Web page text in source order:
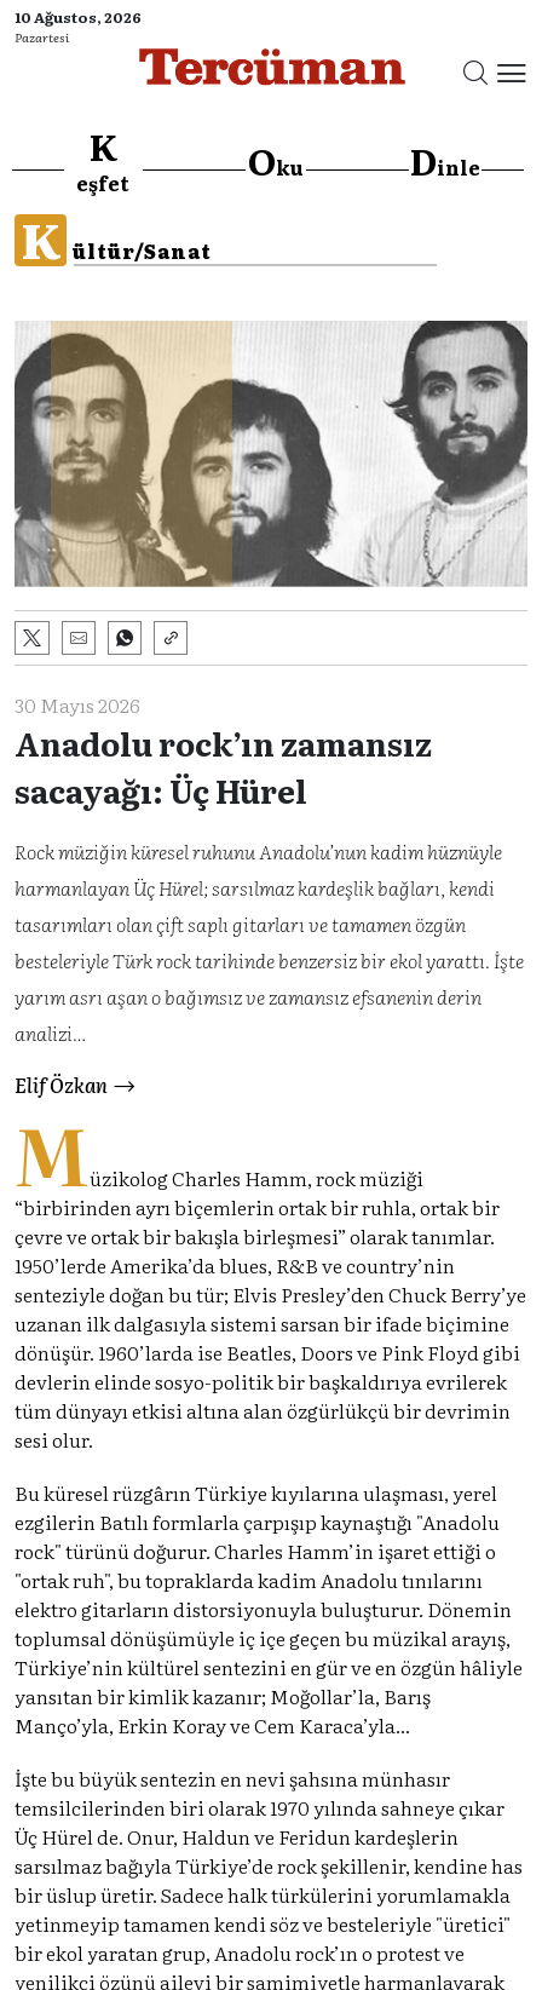
10 Ağustos, 2026
Pazartesi
K
eşfet Oku Dinle
K ültür/Sanat
30 Mayıs 2026
Anadolu rock’ın zamansız
sacayağı: Üç Hürel
Rock müziğin küresel ruhunu Anadolu’nun kadim hüznüyle
harmanlayan Üç Hürel; sarsılmaz kardeşlik bağları, kendi
tasarımları olan çift saplı gitarları ve tamamen özgün
besteleriyle Türk rock tarihinde benzersiz bir ekol yarattı. İşte
yarım asrı aşan o bağımsız ve zamansız efsanenin derin
analizi…
Elif Özkan
Müzikolog Charles Hamm, rock müziği
“birbirinden ayrı biçemlerin ortak bir ruhla, ortak bir
çevre ve ortak bir bakışla birleşmesi” olarak tanımlar.
1950’lerde Amerika’da blues, R&B ve country’nin
senteziyle doğan bu tür; Elvis Presley’den Chuck Berry’ye
uzanan ilk dalgasıyla sistemi sarsan bir ifade biçimine
dönüşür. 1960’larda ise Beatles, Doors ve Pink Floyd gibi
devlerin elinde sosyo-politik bir başkaldırıya evrilerek
tüm dünyayı etkisi altına alan özgürlükçü bir devrimin
sesi olur.
Bu küresel rüzgârın Türkiye kıyılarına ulaşması, yerel
ezgilerin Batılı formlarla çarpışıp kaynaştığı "Anadolu
rock" türünü doğurur. Charles Hamm’in işaret ettiği o
"ortak ruh", bu topraklarda kadim Anadolu tınılarını
elektro gitarların distorsiyonuyla buluşturur. Dönemin
toplumsal dönüşümüyle iç içe geçen bu müzikal arayış,
Türkiye’nin kültürel sentezini en gür ve en özgün hâliyle
yansıtan bir kimlik kazanır; Moğollar’la, Barış
Manço’yla, Erkin Koray ve Cem Karaca’yla...
İşte bu büyük sentezin en nevi şahsına münhasır
temsilcilerinden biri olarak 1970 yılında sahneye çıkar
Üç Hürel de. Onur, Haldun ve Feridun kardeşlerin
sarsılmaz bağıyla Türkiye’de rock şekillenir, kendine has
bir üslup üretir. Sadece halk türkülerini yorumlamakla
yetinmeyip tamamen kendi söz ve besteleriyle "üretici"
bir ekol yaratan grup, Anadolu rock’ın o protest ve
yenilikçi özünü ailevi bir samimiyetle harmanlayarak